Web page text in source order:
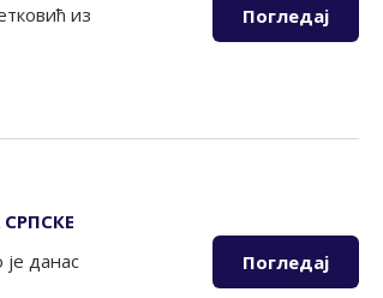
из
Погледај
данас
Погледај